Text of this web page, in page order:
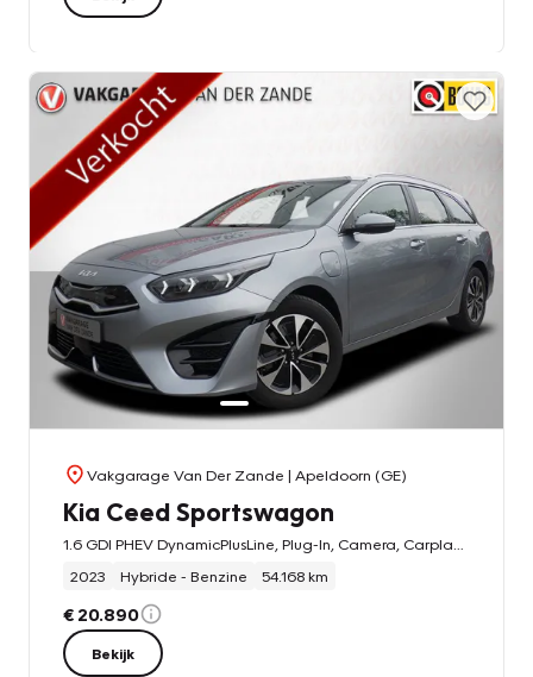
Vakgarage Van Der Zande | Apeldoorn (GE)
Kia Ceed Sportswagon
2023
Hybride - Benzine 54.168 km
€ 20.890
Bekijk